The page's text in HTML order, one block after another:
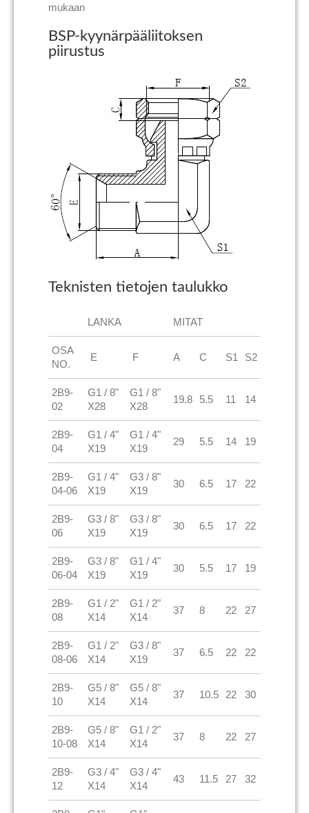
mukaan
BSP-kyynärpääliitoksen
piirustus
Teknisten tietojen taulukko
LANKA MITAT
OSA
NO.
E F A C S1 S2
2B9-
02
G1 / 8"
X28
G1 / 8"
X28
19.8 5.5 11 14
2B9-
04
G1 / 4"
X19
G1 / 4"
X19
29 5.5 14 19
2B9-
04-06
G1 / 4"
X19
G3 / 8"
X19
30 6.5 17 22
2B9-
06
G3 / 8"
X19
G3 / 8"
X19
30 6.5 17 22
2B9-
06-04
G3 / 8"
X19
G1 / 4"
X19
30 5.5 17 19
2B9-
08
G1 / 2"
X14
G1 / 2"
X14
37 8 22 27
2B9-
08-06
G1 / 2"
X14
G3 / 8"
X19
37 6.5 22 22
2B9-
10
G5 / 8"
X14
G5 / 8"
X14
37 10.5 22 30
2B9-
10-08
G5 / 8"
X14
G1 / 2"
X14
37 8 22 27
2B9-
12
G3 / 4"
X14
G3 / 4"
X14
43 11.5 27 32